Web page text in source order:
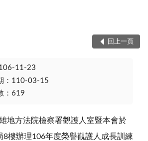
回上一頁
11-23
：110-03-15
：619
地方法院檢察署觀護人室暨本會於
8樓辦理106年度榮譽觀護人成長訓練